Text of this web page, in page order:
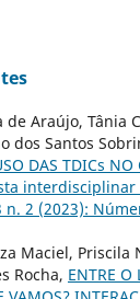
de Araújo, Tânia
dos Santos
DAS TDICs NO
interdisciplinar
n. 2 (2023):
Maciel, Priscila
Rocha, ENTRE O